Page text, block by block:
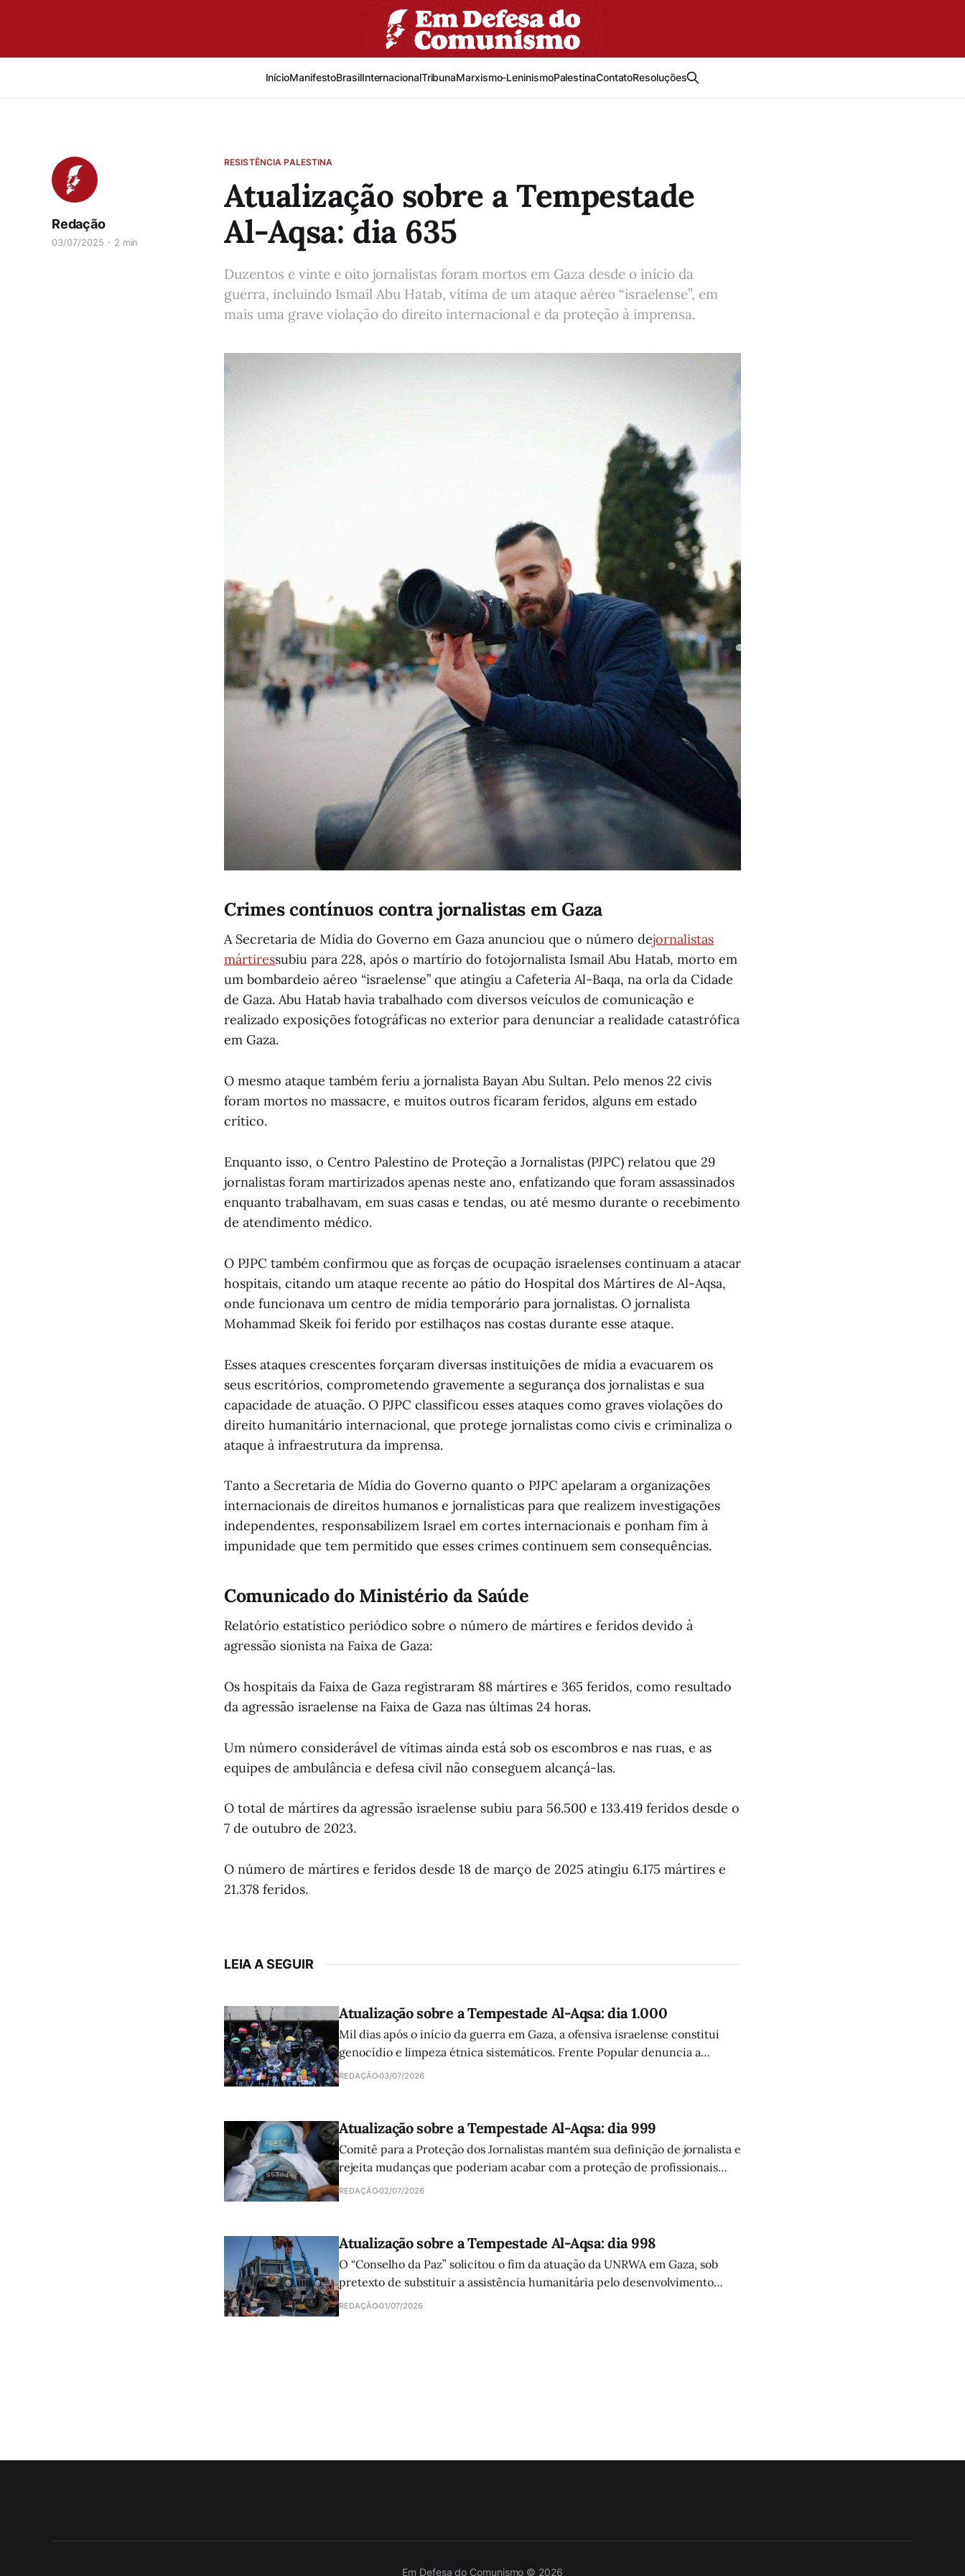
InícioManifestoBrasilInternacionalTribunaMarxismo-LeninismoPalestinaContatoResoluções
RESISTÊNCIA PALESTINA
Atualização sobre a Tempestade
Al-Aqsa: dia 635
Redação
03/07/2025 2 min
Duzentos e vinte e oito jornalistas foram mortos em Gaza desde o início da
guerra, incluindo Ismail Abu Hatab, vítima de um ataque aéreo “israelense”, em
mais uma grave violação do direito internacional e da proteção à imprensa.
Crimes contínuos contra jornalistas em Gaza
A Secretaria de Mídia do Governo em Gaza anunciou que o número dejornalistas
mártiressubiu para 228, após o martírio do fotojornalista Ismail Abu Hatab, morto em
um bombardeio aéreo “israelense” que atingiu a Cafeteria Al-Baqa, na orla da Cidade
de Gaza. Abu Hatab havia trabalhado com diversos veículos de comunicação e
realizado exposições fotográficas no exterior para denunciar a realidade catastrófica
em Gaza.
O mesmo ataque também feriu a jornalista Bayan Abu Sultan. Pelo menos 22 civis
foram mortos no massacre, e muitos outros ficaram feridos, alguns em estado
crítico.
Enquanto isso, o Centro Palestino de Proteção a Jornalistas (PJPC) relatou que 29
jornalistas foram martirizados apenas neste ano, enfatizando que foram assassinados
enquanto trabalhavam, em suas casas e tendas, ou até mesmo durante o recebimento
de atendimento médico.
O PJPC também confirmou que as forças de ocupação israelenses continuam a atacar
hospitais, citando um ataque recente ao pátio do Hospital dos Mártires de Al-Aqsa,
onde funcionava um centro de mídia temporário para jornalistas. O jornalista
Mohammad Skeik foi ferido por estilhaços nas costas durante esse ataque.
Esses ataques crescentes forçaram diversas instituições de mídia a evacuarem os
seus escritórios, comprometendo gravemente a segurança dos jornalistas e sua
capacidade de atuação. O PJPC classificou esses ataques como graves violações do
direito humanitário internacional, que protege jornalistas como civis e criminaliza o
ataque à infraestrutura da imprensa.
Tanto a Secretaria de Mídia do Governo quanto o PJPC apelaram a organizações
internacionais de direitos humanos e jornalísticas para que realizem investigações
independentes, responsabilizem Israel em cortes internacionais e ponham fim à
impunidade que tem permitido que esses crimes continuem sem consequências.
Comunicado do Ministério da Saúde
Relatório estatístico periódico sobre o número de mártires e feridos devido à
agressão sionista na Faixa de Gaza:
Os hospitais da Faixa de Gaza registraram 88 mártires e 365 feridos, como resultado
da agressão israelense na Faixa de Gaza nas últimas 24 horas.
Um número considerável de vítimas ainda está sob os escombros e nas ruas, e as
equipes de ambulância e defesa civil não conseguem alcançá-las.
O total de mártires da agressão israelense subiu para 56.500 e 133.419 feridos desde o
7 de outubro de 2023.
O número de mártires e feridos desde 18 de março de 2025 atingiu 6.175 mártires e
21.378 feridos.
LEIA A SEGUIR
Atualização sobre a Tempestade Al-Aqsa: dia 1.000
Mil dias após o início da guerra em Gaza, a ofensiva israelense constitui
genocídio e limpeza étnica sistemáticos. Frente Popular denuncia a
atuação da comunidade internacional e clama por ajuda humanitária.
REDAÇÃO03/07/2026
Atualização sobre a Tempestade Al-Aqsa: dia 999
Comitê para a Proteção dos Jornalistas mantém sua definição de jornalista e
rejeita mudanças que poderiam acabar com a proteção de profissionais
palestinos e libaneses mortos pelas forças israelenses.
REDAÇÃO02/07/2026
Atualização sobre a Tempestade Al-Aqsa: dia 998
O “Conselho da Paz” solicitou o fim da atuação da UNRWA em Gaza, sob
pretexto de substituir a assistência humanitária pelo desenvolvimento
sustentável. A proposta reforça as políticas que visam dar fim à questão dos
REDAÇÃO01/07/2026
Em Defesa do Comunismo © 2026